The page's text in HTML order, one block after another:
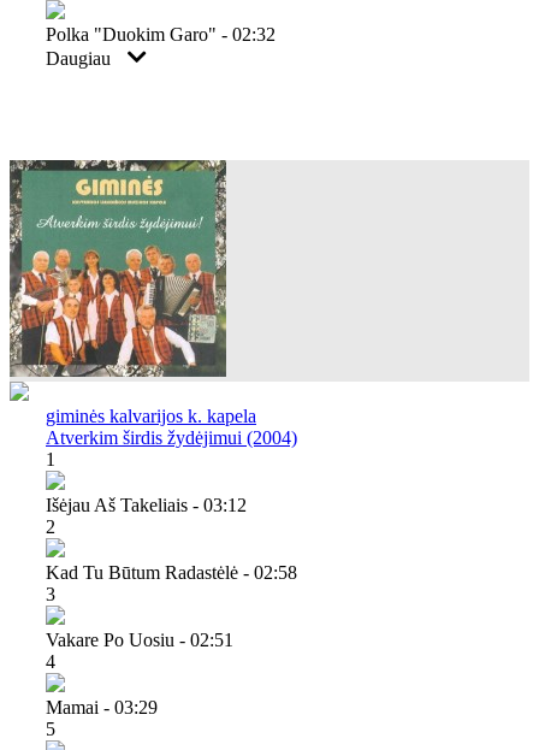
Polka "duokim Garo" - 02:32
Daugiau
giminės kalvarijos k. kapela
Atverkim širdis žydėjimui (2004)
1
Išėjau Aš Takeliais - 03:12
2
Kad Tu Būtum Radastėlė - 02:58
3
Vakare Po Uosiu - 02:51
4
Mamai - 03:29
5